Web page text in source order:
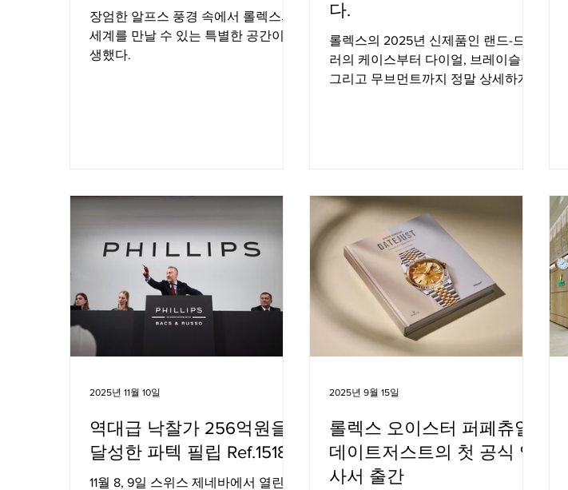
장엄한 알프스 풍경 속에서 롤렉스의
세계를 만날 수 있는 특별한 공간이 탄
생했다.
다.
롤렉스의 2025년 신제품인 랜드-드웰
러의 케이스부터 다이얼, 브레이슬릿
그리고 무브먼트까지 정말 상세하게
역대급 낙찰가 256억원을
달성한 파텍 필립 Ref.1518
11월 8, 9일 스위스 제네바에서 열린 필
2025년 11월 10일
롤렉스 오이스터 퍼페츄얼
데이트저스트의 첫 공식 역
사서 출간
2025년 9월 15일